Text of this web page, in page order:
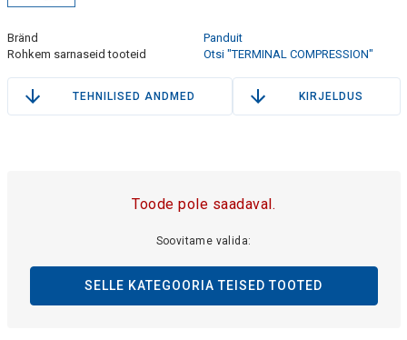
Bränd
Panduit
Rohkem sarnaseid tooteid
Otsi "TERMINAL COMPRESSION"
TEHNILISED ANDMED KIRJELDUS
Toode pole saadaval.
Soovitame valida:
SELLE KATEGOORIA TEISED TOOTED